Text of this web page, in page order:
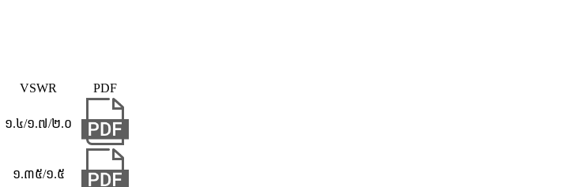
VSWR PDF
១.៤/១.៧/២.០
១.៣៥/១.៥